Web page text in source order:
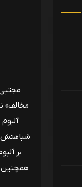
شباهتش
بر
همچنین